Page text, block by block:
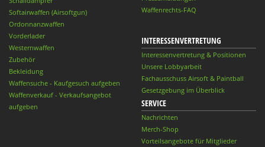
Softairwaffen (Airsoftgun)
Ordonnanzwaffen
Vorderlader
Westernwaffen
Zubehör
Bekleidung
Waffensuche - Kaufgesuch aufgeben
Waffenverkauf - Verkaufsangebot
aufgeben
Waffenrechts-FAQ
INTERESSENVERTRETUNG
Interessenvertretung & Positionen
Unsere Lobbyarbeit
Fachausschuss Airsoft & Paintball
Gesetzgebung im Überblick
SERVICE
Nachrichten
Merch-Shop
Vorteilsangebote für Mitglieder